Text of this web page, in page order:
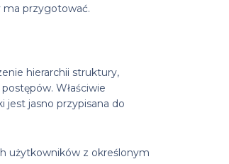
ma przygotować.
hierarchii struktury,
Właściwie
jest jasno przypisana do
użytkowników z określonym